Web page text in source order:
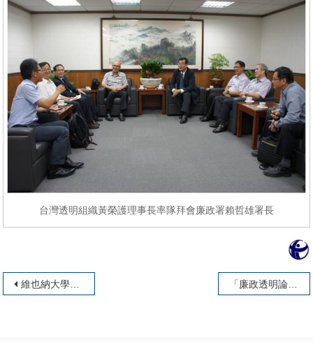
台灣透明組織黃榮護理事長率隊拜會廉政署賴哲雄署長
文章導覽
維也納大學東亞學院漢學系主任顧克禮(Christian Goebel)博士來訪 「廉政透明論壇」落實治水預算、透明管理